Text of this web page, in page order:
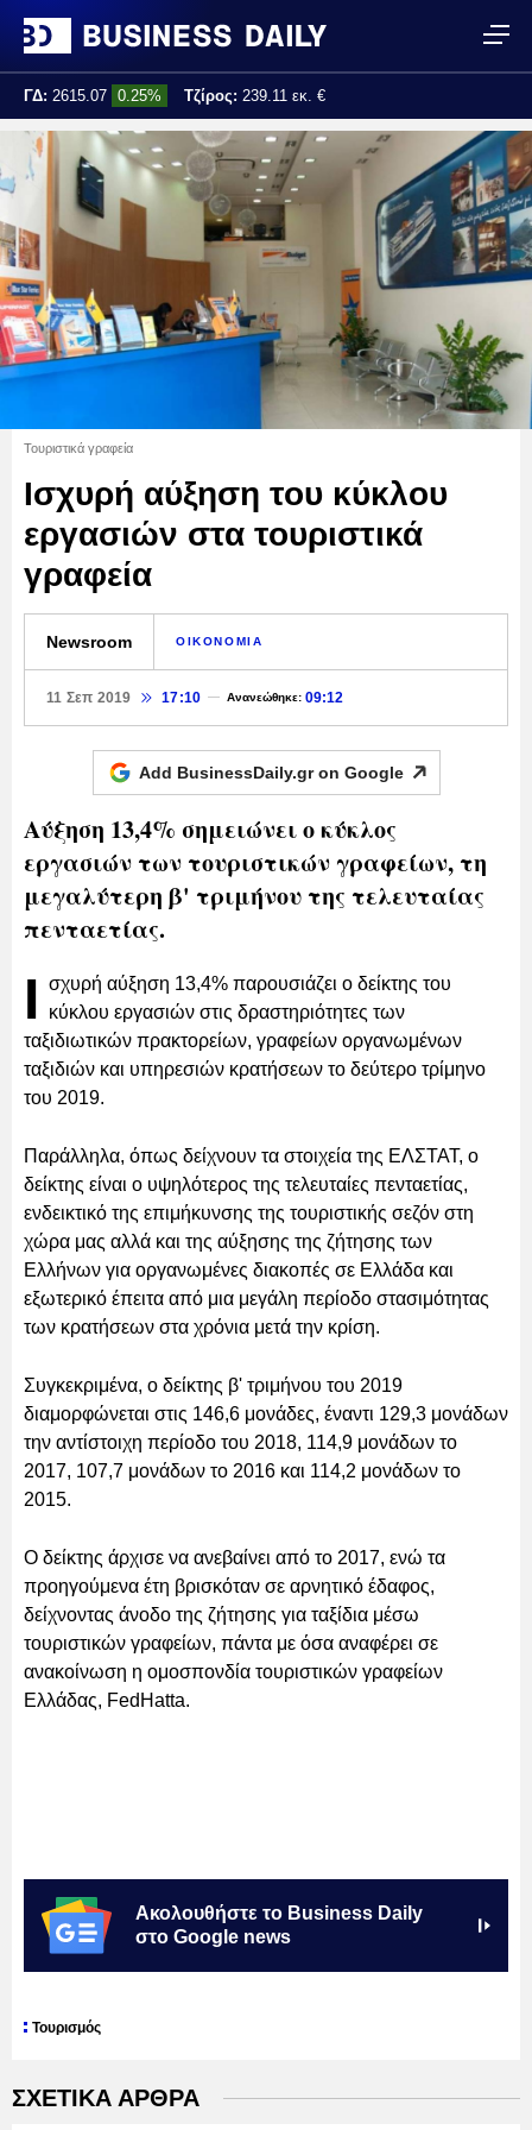
ΓΔ: 2615.07 0.25% Τζίρος: 239.11 εκ. €
Τελ. ενημέρωση: 17:25:01
Τουριστικά γραφεία
Ισχυρή αύξηση του κύκλου
εργασιών στα τουριστικά
γραφεία
Newsroom ΟΙΚΟΝΟΜΙΑ
11 Σεπ 2019 17:10 Ανανεώθηκε: 09:12
Add BusinessDaily.gr on Google
Αύξηση 13,4% σημειώνει ο κύκλος
εργασιών των τουριστικών γραφείων, τη
μεγαλύτερη β' τριμήνου της τελευταίας
πενταετίας.
Ι σχυρή αύξηση 13,4% παρουσιάζει ο δείκτης του
κύκλου εργασιών στις δραστηριότητες των
ταξιδιωτικών πρακτορείων, γραφείων οργανωμένων
ταξιδιών και υπηρεσιών κρατήσεων το δεύτερο τρίμηνο
του 2019.
Παράλληλα, όπως δείχνουν τα στοιχεία της ΕΛΣΤΑΤ, ο
δείκτης είναι ο υψηλότερος της τελευταίες πενταετίας,
ενδεικτικό της επιμήκυνσης της τουριστικής σεζόν στη
χώρα μας αλλά και της αύξησης της ζήτησης των
Ελλήνων για οργανωμένες διακοπές σε Ελλάδα και
εξωτερικό έπειτα από μια μεγάλη περίοδο στασιμότητας
των κρατήσεων στα χρόνια μετά την κρίση.
Συγκεκριμένα, ο δείκτης β' τριμήνου του 2019
διαμορφώνεται στις 146,6 μονάδες, έναντι 129,3 μονάδων
την αντίστοιχη περίοδο του 2018, 114,9 μονάδων το
2017, 107,7 μονάδων το 2016 και 114,2 μονάδων το
2015.
Ο δείκτης άρχισε να ανεβαίνει από το 2017, ενώ τα
προηγούμενα έτη βρισκόταν σε αρνητικό έδαφος,
δείχνοντας άνοδο της ζήτησης για ταξίδια μέσω
τουριστικών γραφείων, πάντα με όσα αναφέρει σε
ανακοίνωση η ομοσπονδία τουριστικών γραφείων
Ελλάδας, FedHatta.
Ακολουθήστε το Business Daily
στο Google news
Τουρισμός
ΣΧΕΤΙΚΑ ΑΡΘΡΑ